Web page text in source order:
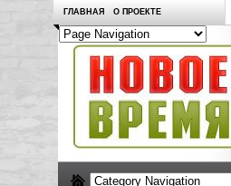
ГЛАВНАЯ О ПРОЕКТЕ